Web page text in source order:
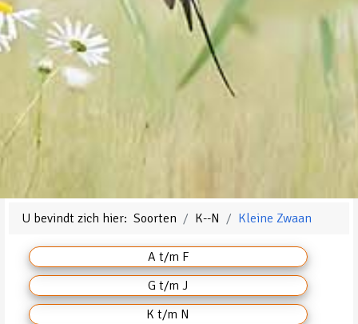
U bevindt zich hier:Soorten K--N Kleine Zwaan
A t/m F
G t/m J
K t/m N